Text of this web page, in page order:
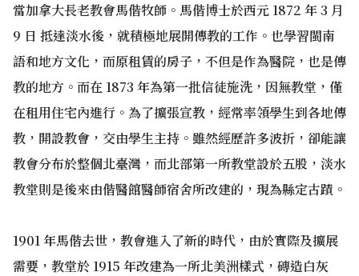
當加拿大長老教會馬偕牧師。馬偕博士於西元 1872 年 3 月
9 日 抵達淡水後，就積極地展開傳教的工作。也學習閩南
語和地方文化，而原租賃的房子，不但是作為醫院，也是傳
教的地方。而在 1873 年為第一批信徒施洗，因無教堂，僅
在租用住宅內進行。為了擴張宣教，經常率領學生到各地傳
教，開設教會，交由學生主持。雖然經歷許多波折，卻能讓
教會分布於整個北臺灣，而北部第一所教堂設於五股，淡水
教堂則是後來由偕醫館醫師宿舍所改建的，現為縣定古蹟。
1901 年馬偕去世，教會進入了新的時代，由於實際及擴展
需要，教堂於 1915 年改建為一所北美洲樣式，磚造白灰